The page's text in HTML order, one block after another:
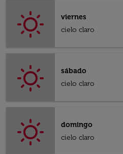
viernes
cielo claro
sábado
cielo claro
domingo
cielo claro